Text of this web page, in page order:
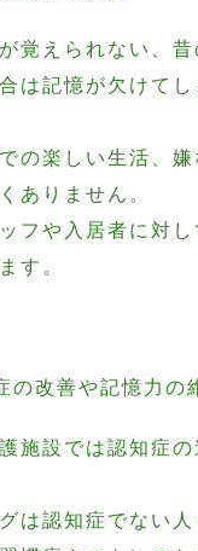
覚えられない、
は記憶が欠けて
の楽しい生活、
ありません。
フや入居者に対
す。
の改善や記憶力の
施設では認知症
は認知症でない